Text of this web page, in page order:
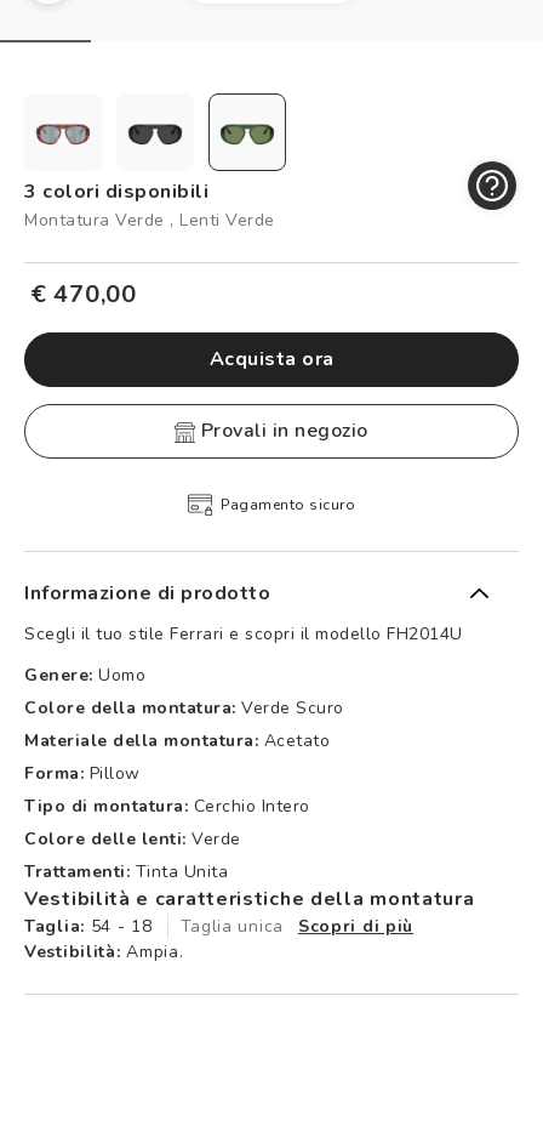
Controllo visivo
Logout
3 colori disponibili
Montatura Verde , Lenti Verde
€ 470,00
Acquista ora
provali in negozio
Pagamento sicuro
Informazione di prodotto
Scegli il tuo stile Ferrari e scopri il modello FH2014U
Genere: Uomo
Colore della montatura: Verde Scuro
Materiale della montatura: Acetato
Forma: Pillow
Tipo di montatura: Cerchio Intero
Colore delle lenti: Verde
Trattamenti: Tinta Unita
Vestibilità e caratteristiche della montatura
Taglia: 54 - 18 Taglia unica
Scopri di più
Vestibilità: Ampia.